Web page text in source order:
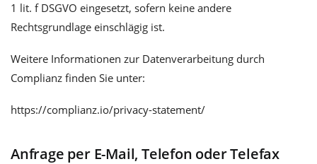
1 lit. f DSGVO eingesetzt, sofern keine andere
Rechtsgrundlage einschlägig ist.
Weitere Informationen zur Datenverarbeitung durch
Complianz finden Sie unter:
https://complianz.io/privacy-statement/
Anfrage per E-Mail, Telefon oder Telefax